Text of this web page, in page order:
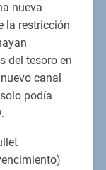
nueva
la restricción
del tesoro en
canal
podía